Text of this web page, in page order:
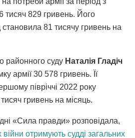
тисяч 829 гривень. Його
81 тисячу гривень на
районного суду Наталія Гладіч
армії 30 578 гривень. Її
півріччі 2022 року
гривень на місяць.
«Сила правди» розповідала,
отримують судді загальних